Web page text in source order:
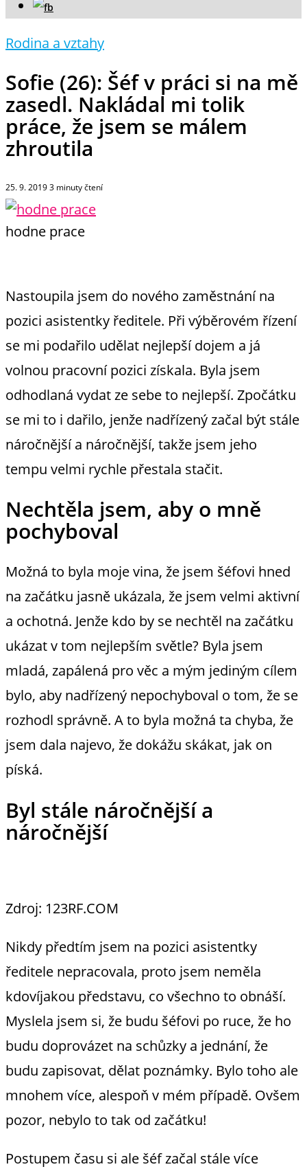
Rodina a vztahy
Sofie (26): Šéf v práci si na mě
zasedl. Nakládal mi tolik
práce, že jsem se málem
zhroutila
25. 9. 20193 minuty čtení
hodne prace
Nastoupila jsem do nového zaměstnání na
pozici asistentky ředitele. Při výběrovém řízení
se mi podařilo udělat nejlepší dojem a já
volnou pracovní pozici získala. Byla jsem
odhodlaná vydat ze sebe to nejlepší. Zpočátku
se mi to i dařilo, jenže nadřízený začal být stále
náročnější a náročnější, takže jsem jeho
tempu velmi rychle přestala stačit.
Nechtěla jsem, aby o mně
pochyboval
Možná to byla moje vina, že jsem šéfovi hned
na začátku jasně ukázala, že jsem velmi aktivní
a ochotná. Jenže kdo by se nechtěl na začátku
ukázat v tom nejlepším světle? Byla jsem
mladá, zapálená pro věc a mým jediným cílem
bylo, aby nadřízený nepochyboval o tom, že se
rozhodl správně. A to byla možná ta chyba, že
jsem dala najevo, že dokážu skákat, jak on
píská.
Byl stále náročnější a
náročnější
Zdroj: 123RF.COM
Nikdy předtím jsem na pozici asistentky
ředitele nepracovala, proto jsem neměla
kdovíjakou představu, co všechno to obnáší.
Myslela jsem si, že budu šéfovi po ruce, že ho
budu doprovázet na schůzky a jednání, že
budu zapisovat, dělat poznámky. Bylo toho ale
mnohem více, alespoň v mém případě. Ovšem
pozor, nebylo to tak od začátku!
Postupem času si ale šéf začal stále více